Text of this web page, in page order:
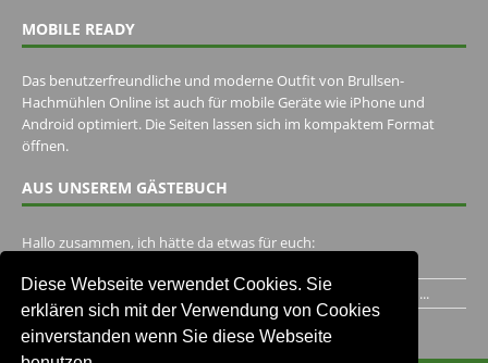
Diese Webseite verwendet Cookies. Sie
erklären sich mit der Verwendung von Cookies
einverstanden wenn Sie diese Webseite
MOBILE READY
Das benutzerfreundliche und moderne Outfit von Brullsen-
Hachmühlen Online ist auch für mobile Geräte wie iPhone und
Android optimiert. Die Seiten lassen sich im kompaktem Format
öffnen.
AUS UNSEREM GÄSTEBUCH
Hallo zusammen, ich hätte da etwas für euch:
Ich habe ein Jahr im Gasthaus Hugo Pape verbracht..Habe ihn...
Unser Gästebuch besuchen